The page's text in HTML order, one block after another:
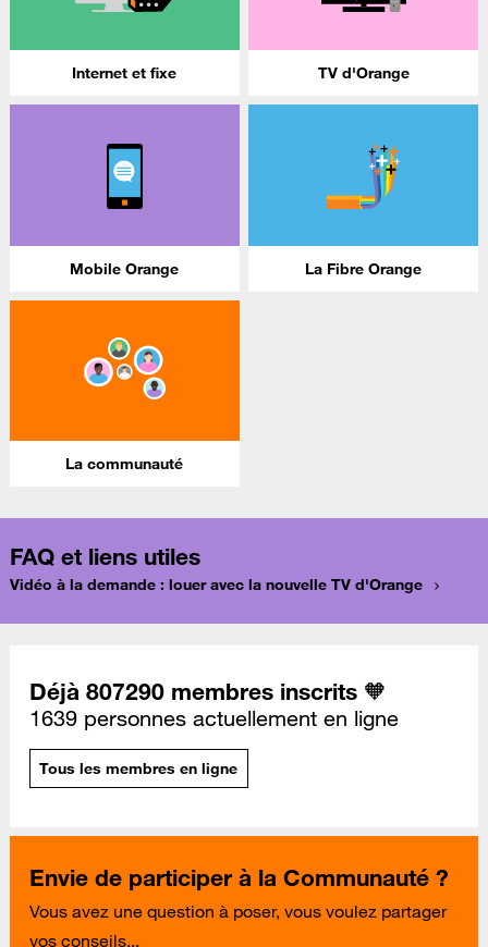
Internet et fixe TV d'Orange
Mobile Orange La Fibre Orange
La communauté
FAQ et liens utiles
Vidéo à la demande : louer avec la nouvelle TV d'Orange
Déjà 807290 membres inscrits 🧡
1639 personnes actuellement en ligne
Tous les membres en ligne
Envie de participer à la Communauté ?
Vous avez une question à poser, vous voulez partager
vos conseils...